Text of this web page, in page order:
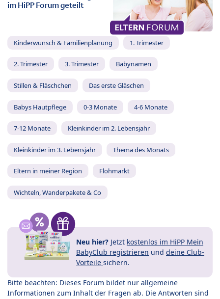
im HiPP Forum geteilt
Kinderwunsch & Familienplanung 1. Trimester
2. Trimester 3. Trimester Babynamen
Stillen & Fläschchen Das erste Gläschen
Babys Hautpflege 0-3 Monate 4-6 Monate
7-12 Monate Kleinkinder im 2. Lebensjahr
Kleinkinder im 3. Lebensjahr Thema des Monats
Eltern in meiner Region Flohmarkt
Wichteln, Wanderpakete & Co
Neu hier? Jetzt kostenlos im HiPP Mein
BabyClub registrieren und deine Club-
Vorteile sichern.
Bitte beachten: Dieses Forum bildet nur allgemeine
Informationen zum Inhalt der Fragen ab. Die Antworten sind